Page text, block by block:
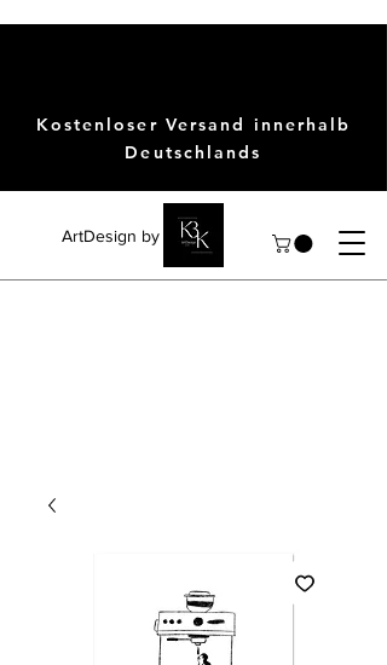
ArtDesign by KBK
Kostenloser Versand innerhalb
Deutschlands